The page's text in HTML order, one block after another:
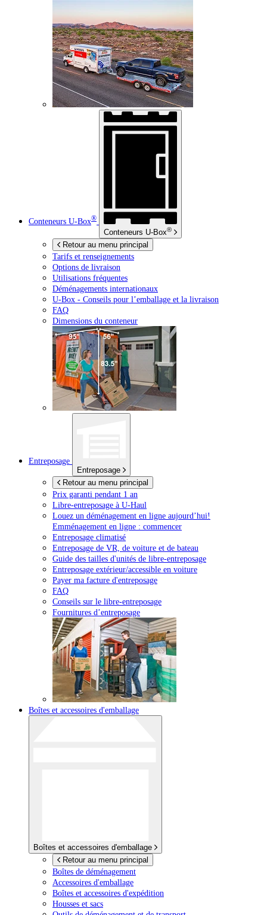
Conteneurs U-Box®
Conteneurs U-Box®
Retour au menu principal
Tarifs et renseignements
Options de livraison
Utilisations fréquentes
Déménagements internationaux
U-Box - Conseils pour l’emballage et la livraison
FAQ
Dimensions du conteneur
Entreposage
Entreposage
Retour au menu principal
Prix garanti pendant 1 an
Libre-entreposage à U-Haul
Louez un déménagement en ligne aujourd’hui!
Emménagement en ligne : commencer
Entreposage climatisé
Entreposage de VR, de voiture et de bateau
Guide des tailles d'unités de libre-entreposage
Entreposage extérieur/accessible en voiture
Payer ma facture d'entreposage
FAQ
Conseils sur le libre-entreposage
Fournitures d’entreposage
Boîtes et accessoires d'emballage
Boîtes et accessoires d'emballage
Retour au menu principal
Boîtes de déménagement
Accessoires d'emballage
Boîtes et accessoires d'expédition
Housses et sacs